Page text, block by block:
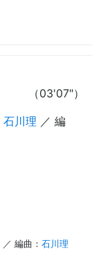
（03'07"）
石川理 ／ 編
／ 編曲： 石川理